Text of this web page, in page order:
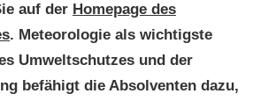
auf der Homepage des
. Meteorologie als wichtigste
Umweltschutzes und der
befähigt die Absolventen dazu,